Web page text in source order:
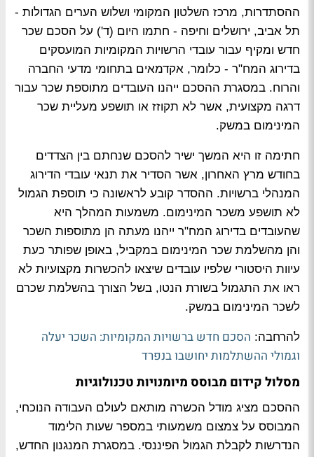
ההסתדרות, מרכז השלטון המקומי ושלוש הערים הגדולות -
תל אביב, ירושלים וחיפה - חתמו היום (ד') על הסכם שכר
חדש ומקיף עבור עובדי הרשויות המקומיות המועסקים
בדירוג המח"ר - כלומר, אקדמאים בתחומי מדעי החברה
והרוח. במסגרת ההסכם ייהנו העובדים מתוספת שכר עבור
דרגה מקצועית, אשר לא תקוזז או תושפע מעליית שכר
המינימום במשק.
חתימה זו היא המשך ישיר להסכם שנחתם בין הצדדים
בחודש מרץ האחרון, אשר הסדיר את תנאי עובדי הדירוג
המנהלי ברשויות. ההסדר קובע לראשונה כי תוספת הגמול
לא תושפע משכר המינימום. משמעות המהלך היא
שהעובדים בדירוג המח"ר ייהנו מעתה הן מתוספות השכר
והן מהשלמת שכר המינימום במקביל, באופן שפותר כעת
עיוות היסטורי שלפיו עובדים שיצאו להכשרות מקצועיות לא
ראו את התגמול בשורת הנטו, בשל הצורך בהשלמת שכרם
לשכר המינימום במשק.
להרחבה: הסכם חדש ברשויות המקומיות: השכר יעלה
וגמולי ההשתלמות יחושבו בנפרד
מסלול קידום מבוסס מיומנויות טכנולוגיות
ההסכם מציג מודל הכשרה מותאם לעולם העבודה הנוכחי,
המבוסס על צמצום משמעותי במספר שעות הלימוד
הנדרשות לקבלת הגמול הפיננסי. במסגרת המנגנון החדש,